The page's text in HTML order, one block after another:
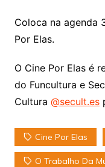
Coloca na agenda
Por Elas.
O Cine Por Elas é
do Funcultura e
Cultura @secult.es
Cine Por Elas
O Trabalho Da